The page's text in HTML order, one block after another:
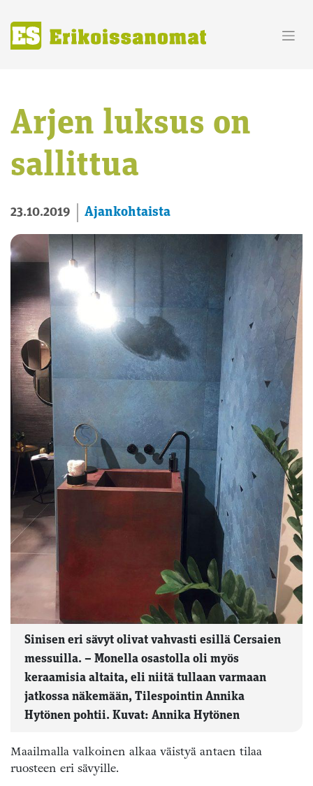
content
Arjen luksus on
sallittua
23.10.2019 Ajankohtaista
Sinisen eri sävyt olivat vahvasti esillä Cersaien
messuilla. – Monella osastolla oli myös
keraamisia altaita, eli niitä tullaan varmaan
jatkossa näkemään, Tilespointin Annika
Hytönen pohtii. Kuvat: Annika Hytönen
Maailmalla valkoinen alkaa väistyä antaen tilaa
ruosteen eri sävyille.